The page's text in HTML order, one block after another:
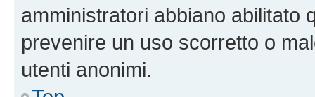
amministratori abbiano abilitato
prevenire un uso scorretto o
utenti anonimi.